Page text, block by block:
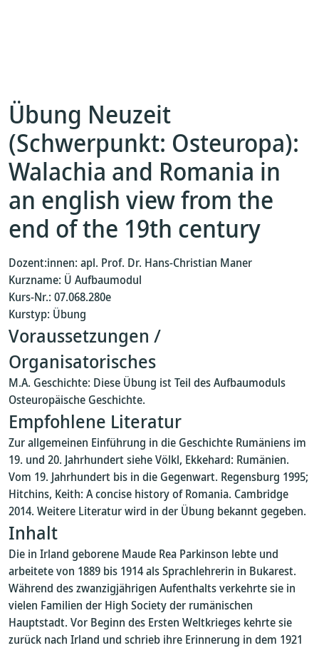
Übung Neuzeit
(Schwerpunkt: Osteuropa):
Walachia and Romania in
an english view from the
end of the 19th century
Dozent:innen: apl. Prof. Dr. Hans-Christian Maner
Kurzname: Ü Aufbaumodul
Kurs-Nr.: 07.068.280e
Kurstyp: Übung
Voraussetzungen /
Organisatorisches
M.A. Geschichte: Diese Übung ist Teil des Aufbaumoduls
Osteuropäische Geschichte.
Empfohlene Literatur
Zur allgemeinen Einführung in die Geschichte Rumäniens im
19. und 20. Jahrhundert siehe Völkl, Ekkehard: Rumänien.
Vom 19. Jahrhundert bis in die Gegenwart. Regensburg 1995;
Hitchins, Keith: A concise history of Romania. Cambridge
2014. Weitere Literatur wird in der Übung bekannt gegeben.
Inhalt
Die in Irland geborene Maude Rea Parkinson lebte und
arbeitete von 1889 bis 1914 als Sprachlehrerin in Bukarest.
Während des zwanzigjährigen Aufenthalts verkehrte sie in
vielen Familien der High Society der rumänischen
Hauptstadt. Vor Beginn des Ersten Weltkrieges kehrte sie
zurück nach Irland und schrieb ihre Erinnerung in dem 1921